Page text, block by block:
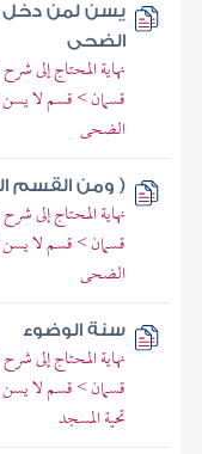
يسن لمن دخل
الضحى
نهاية المحتاج إلى
قسمان > قسم لا يسن
الضحى
( ومن القسم
نهاية المحتاج إلى
قسمان > قسم لا يسن
الضحى
سنة الوضوء
نهاية المحتاج إلى
قسمان > قسم لا يسن
تحية المسجد